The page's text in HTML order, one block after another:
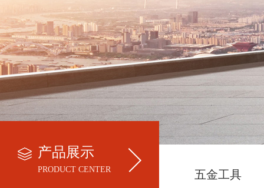
产品展示
PRODUCT CENTER 五金工具